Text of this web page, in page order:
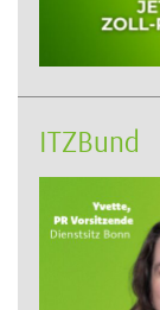
ITZBund